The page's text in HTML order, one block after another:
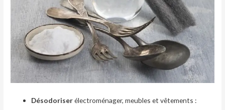
Désodoriserélectroménager, meubles et vêtements :